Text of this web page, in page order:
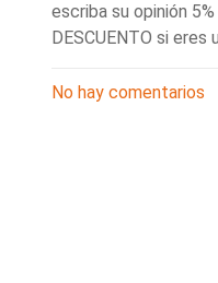
escriba su opinión
DESCUENTO si eres
No hay comentarios